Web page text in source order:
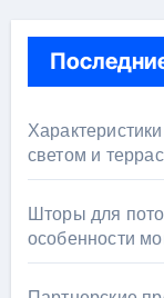
светом и
Шторы для
особенности